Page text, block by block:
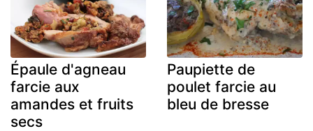
Épaule d'agneau
farcie aux
amandes et fruits
secs
Paupiette de
poulet farcie au
bleu de bresse